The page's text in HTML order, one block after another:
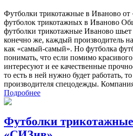
Футболки трикотажные в Иваново
футболок трикотажных в Иваново
футболки трикотажные Иваново шьет
конечно же, каждый производитель
как «самый-самый». Но футболка
понимать, что если помимо
интересуют и ее качественные
то есть в ней нужно будет работать,
производителя спецодежды.
Подробнее
Футболки